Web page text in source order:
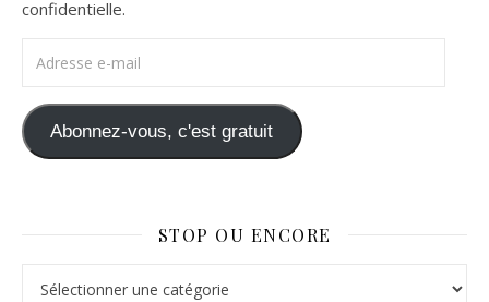
confidentielle.
Abonnez-vous, c'est gratuit
STOP OU ENCORE